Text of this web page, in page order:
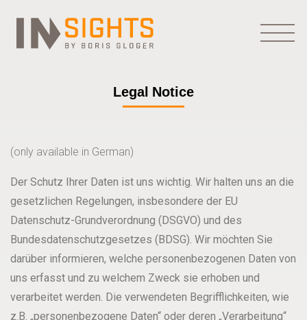
Legal Notice
(only available in German)
Der Schutz Ihrer Daten ist uns wichtig. Wir halten uns an die
gesetzlichen Regelungen, insbesondere der EU
Datenschutz-Grundverordnung (DSGVO) und des
Bundesdatenschutzgesetzes (BDSG). Wir möchten Sie
darüber informieren, welche personenbezogenen Daten von
uns erfasst und zu welchem Zweck sie erhoben und
verarbeitet werden. Die verwendeten Begrifflichkeiten, wie
z.B. „personenbezogene Daten“ oder deren „Verarbeitung“